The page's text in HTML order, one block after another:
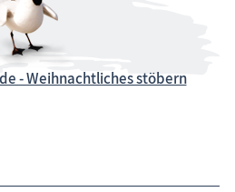
- Weihnachtliches stöbern